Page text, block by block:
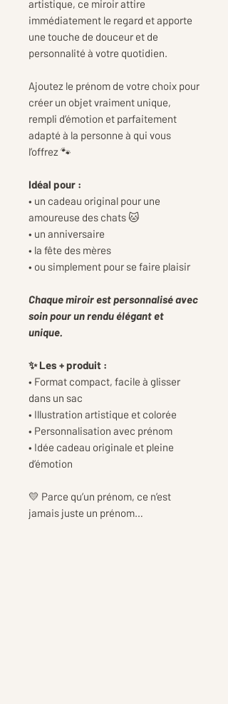
artistique, ce miroir attire
immédiatement le regard et apporte
une touche de douceur et de
personnalité à votre quotidien.
Ajoutez le prénom de votre choix pour
créer un objet vraiment unique,
rempli d’émotion et parfaitement
adapté à la personne à qui vous
l’offrez 🐾
Idéal pour :
• un cadeau original pour une
amoureuse des chats 🐱
• un anniversaire
• la fête des mères
• ou simplement pour se faire plaisir
Chaque miroir est personnalisé avec
soin pour un rendu élégant et
unique.
✨ Les + produit :
• Format compact, facile à glisser
dans un sac
• Illustration artistique et colorée
• Personnalisation avec prénom
• Idée cadeau originale et pleine
d’émotion
💛 Parce qu’un prénom, ce n’est
jamais juste un prénom…